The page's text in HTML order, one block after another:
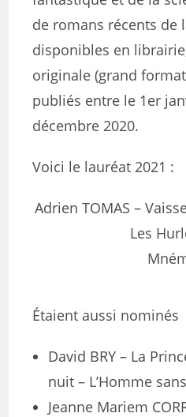
de romans récents de
disponibles en
originale (grand
publiés entre le 1er
décembre 2020.
Voici le lauréat 2021 :
Adrien TOMAS –
Les
Étaient aussi nominés
David BRY – La
nuit – L’Homme
Jeanne Mariem